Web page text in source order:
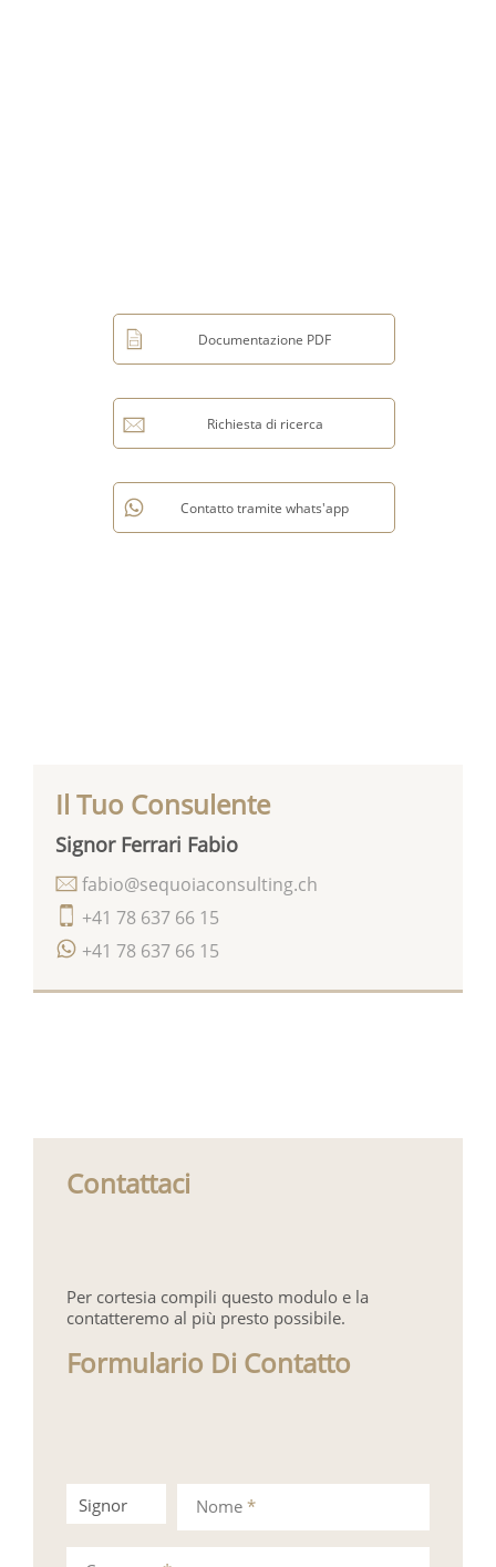
Il Tuo Consulente
Signor Ferrari Fabio
+41 78 637 66 15
+41 78 637 66 15
fabio@sequoiaconsulting.ch
Contattaci
Per cortesia compili questo modulo e la
contatteremo al più presto possibile.
Formulario Di Contatto
Signor Signora
Nome *
Documentazione PDF
Richiesta di ricerca
Contatto tramite whats'app